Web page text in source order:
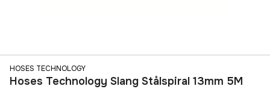
HOSES TECHNOLOGY
Hoses Technology Slang Stålspiral 13mm 5M